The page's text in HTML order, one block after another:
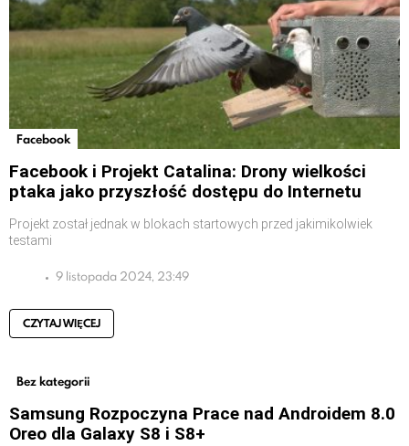
Facebook
Facebook i Projekt Catalina: Drony wielkości
ptaka jako przyszłość dostępu do Internetu
Projekt został jednak w blokach startowych przed jakimikolwiek
testami
9 listopada 2024, 23:49
CZYTAJ WIĘCEJ
Bez kategorii
Samsung Rozpoczyna Prace nad Androidem 8.0
Oreo dla Galaxy S8 i S8+